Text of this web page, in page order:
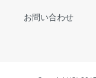
お問い合わせ